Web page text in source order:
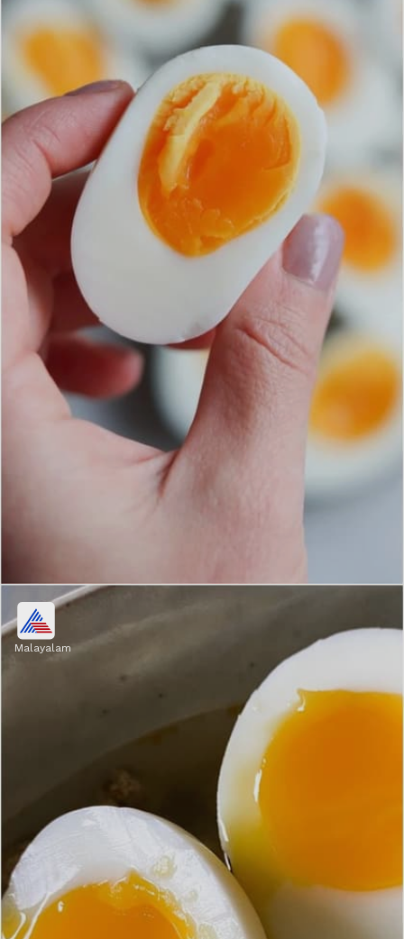
വ്യക്തിയുടെ ആരോഗ്യസ്ഥിതി വളരെ
പ്രധാനമാണ്.
മഞ്ഞക്കരുവിൽ ല്യൂട്ടിൻ, സിയാക്സാന്തിൻ
തുടങ്ങിയ ആന്റിഓക്‌സിഡന്റുകൾ
അടങ്ങിയിട്ടുണ്ട്. ഇത് മാക്യുലർ ഡീജനറേഷൻ,
തിമിരം എന്നിവയ്ക്കുള്ള സാധ്യത
കുറയ്ക്കുന്നു.
Malayalam